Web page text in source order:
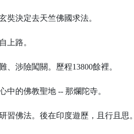
奘決定去天竺佛國求法。
上路。
涉險闖關。歷程13800餘裡。
中的佛教聖地 -- 那爛陀寺。
習佛法。後在印度遊歷，且行且思。